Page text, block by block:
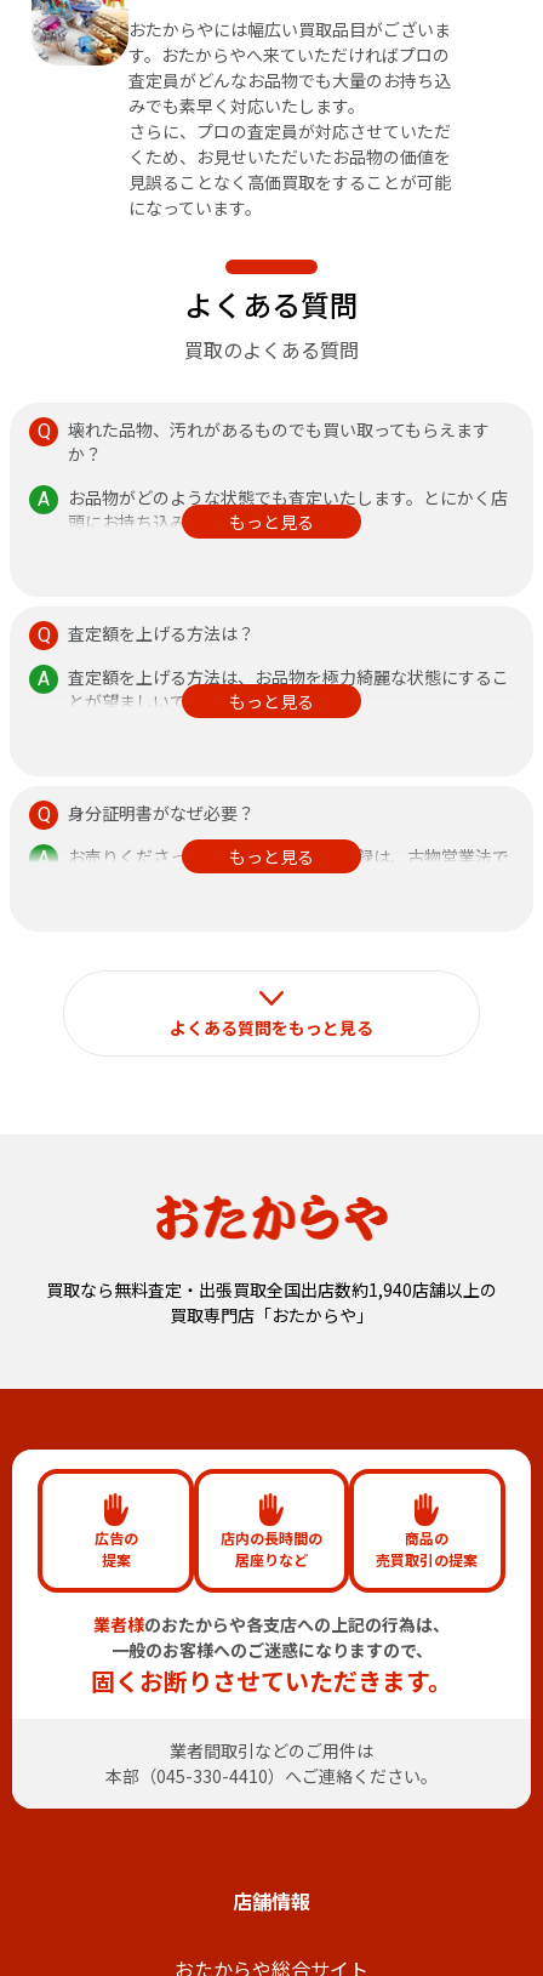
おたからやには幅広い買取品目がございま
す。おたからやへ来ていただければプロの
査定員がどんなお品物でも大量のお持ち込
みでも素早く対応いたします。
さらに、プロの査定員が対応させていただ
くため、お見せいただいたお品物の価値を
見誤ることなく高価買取をすることが可能
になっています。
よくある質問
買取のよくある質問
壊れた品物、汚れがあるものでも買い取ってもらえます
か？
お品物がどのような状態でも査定いたします。とにかく店
頭にお持ち込みください。
その他、不安なことがありましたら何なりと店頭にお申し
もっと見る
査定額を上げる方法は？
査定額を上げる方法は、お品物を極力綺麗な状態にするこ
とが望ましいです。
また、鑑定書がある方が査定額アップに繋がりますので、
もっと見る
身分証明書がなぜ必要？
お売りくださった方の身分証明書の記録は、古物営業法で
定められておりますのでご了承ください。
もっと見る
よくある質問をもっと見る
買取なら無料査定・出張買取全国出店数約1,940店舗以上の
買取専門店「おたからや」
広告の
提案
店内の長時間の
居座りなど
商品の
売買取引の提案
業者様のおたからや各支店への上記の行為は、
一般のお客様へのご迷惑になりますので、
固くお断りさせていただきます。
業者間取引などのご用件は
本部（045-330-4410）へご連絡ください。
店舗情報
おたからや総合サイト